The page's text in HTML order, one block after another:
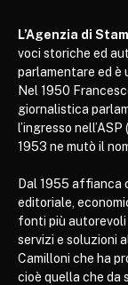
L’Agenzia di
voci storiche ed
parlamentare ed è
Nel 1950
giornalistica
l’ingresso
1953 ne mutò il
Dal 1955 affianca
editoriale,
fonti più autorevoli
servizi e soluzioni
Camilloni che ha
cioè quella che da